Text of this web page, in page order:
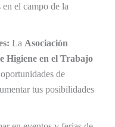
el campo de la
La Asociación
Higiene en el Trabajo
de
tus posibilidades